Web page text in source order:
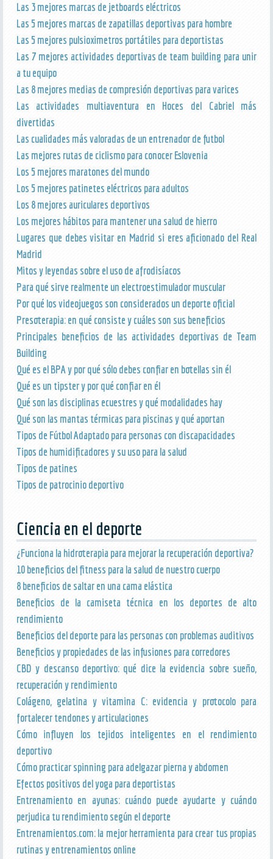
Las 3 mejores marcas de jetboards eléctricos
Las 5 mejores marcas de zapatillas deportivas para hombre
Las 5 mejores pulsioximetros portátiles para deportistas
Las 7 mejores actividades deportivas de team building para unir
a tu equipo
Las 8 mejores medias de compresión deportivas para varices
Las actividades multiaventura en Hoces del Cabriel más
divertidas
Las cualidades más valoradas de un entrenador de futbol
Las mejores rutas de ciclismo para conocer Eslovenia
Los 5 mejores maratones del mundo
Los 5 mejores patinetes eléctricos para adultos
Los 8 mejores auriculares deportivos
Los mejores hábitos para mantener una salud de hierro
Lugares que debes visitar en Madrid si eres aficionado del Real
Madrid
Mitos y leyendas sobre el uso de afrodisíacos
Para qué sirve realmente un electroestimulador muscular
Por qué los videojuegos son considerados un deporte oficial
Presoterapia: en qué consiste y cuáles son sus beneficios
Principales beneficios de las actividades deportivas de Team
Building
Qué es el BPA y por qué sólo debes confiar en botellas sin él
Qué es un tipster y por qué confiar en él
Qué son las disciplinas ecuestres y qué modalidades hay
Qué son las mantas térmicas para piscinas y qué aportan
Tipos de Fútbol Adaptado para personas con discapacidades
Tipos de humidificadores y su uso para la salud
Tipos de patines
Tipos de patrocinio deportivo
Ciencia en el deporte
¿Funciona la hidroterapia para mejorar la recuperación deportiva?
10 beneficios del fitness para la salud de nuestro cuerpo
8 beneficios de saltar en una cama elástica
Beneficios de la camiseta técnica en los deportes de alto
rendimiento
Beneficios del deporte para las personas con problemas auditivos
Beneficios y propiedades de las infusiones para corredores
CBD y descanso deportivo: qué dice la evidencia sobre sueño,
recuperación y rendimiento
Colágeno, gelatina y vitamina C: evidencia y protocolo para
fortalecer tendones y articulaciones
Cómo influyen los tejidos inteligentes en el rendimiento
deportivo
Cómo practicar spinning para adelgazar pierna y abdomen
Efectos positivos del yoga para deportistas
Entrenamiento en ayunas: cuándo puede ayudarte y cuándo
perjudica tu rendimiento según el deporte
Entrenamientos.com: la mejor herramienta para crear tus propias
rutinas y entrenamientos online